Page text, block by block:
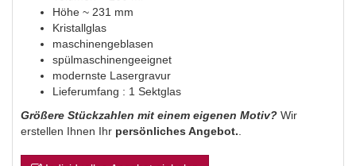
Höhe ~ 231 mm
Kristallglas
maschinengeblasen
spülmaschinengeeignet
modernste Lasergravur
Lieferumfang : 1 Sektglas
Größere Stückzahlen mit einem eigenen Motiv? Wir
erstellen Ihnen Ihr persönliches Angebot.